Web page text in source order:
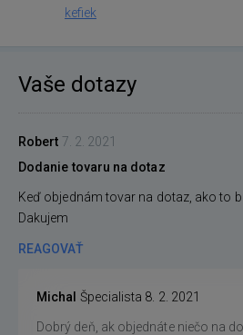
kefiek
Vaše dotazy
Robert 7. 2. 2021
Dodanie tovaru na dotaz
Keď objednám tovar na dotaz, ako to
Dakujem
REAGOVAŤ
Michal Špecialista 8. 2. 2021
Dobrý deň, ak objednáte niečo na